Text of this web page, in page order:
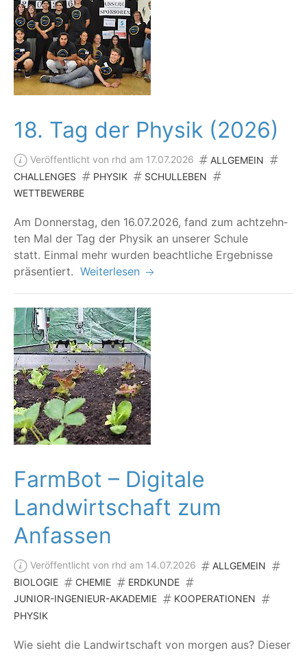
18. Tag der Physik (2026)
Veröffentlicht von rhd am 17.07.2026
ALLGEMEIN
CHALLENGES
PHYSIK
SCHULLEBEN
WETTBEWERBE
Am Don­ners­tag, den 16.07.2026, fand zum acht­zehn­
ten Mal der Tag der Phy­sik an unse­rer Schu­le
statt. Ein­mal mehr wur­den beacht­li­che Ergeb­nis­se
präsentiert. Weiterlesen
FarmBot – Digitale
Landwirtschaft zum
Anfassen
Veröffentlicht von rhd am 14.07.2026
ALLGEMEIN
BIOLOGIE
CHEMIE
ERDKUNDE
JUNIOR-INGENIEUR-AKADEMIE
KOOPERATIONEN
PHYSIK
Wie sieht die Land­wirt­schaft von mor­gen aus? Die­ser